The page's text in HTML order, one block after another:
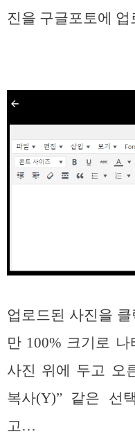
진을 구글포토에
업로드된 사진을
만 100% 크기로
사진 위에 두고 오
복사(Y)” 같은 선
고…